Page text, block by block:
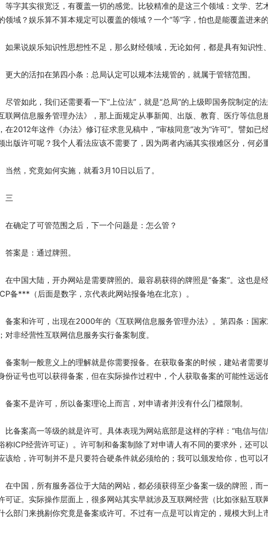
字其实很宽泛，有覆盖一切的感觉。比较精准的是这三个领域：文学、艺
领域？娱乐算不算本规定可以覆盖的领域？一个“等”字，怕也是能覆盖进来的
果说娱乐知识性思想性不足，那么财经领域，无论如何，都是具有知识性、
大的活扣在第四小条：总局认定可以规本法规管的，就属于管辖范围。
管如此，我们还需要看一下“上位法”，就是“总局”的上级即国务院制定的
互联网信息服务管理办法》，那上面规定从事新闻、出版、教育、医疗等信
在2012年这件《办法》修订征求意见稿中，“审核同意”改为“许可”。譬如
出版许可呢？我个人看法应该不需要了，因为两者内涵其实很难区分，何必
然，究竟如何实施，就看3月10日以后了。
确定了可管范围之后，下一个问题是：怎么管？
案是：通过牌照。
中国大陆，开办网站是需要牌照的。最容易获得的牌照是“备案”。这也是
备***（后面是数字，京代表此网站报备地在北京）。
案和许可，出现在2000年的《互联网信息服务管理办法》。第四条：国家
对非经营性互联网信息服务实行备案制度。
案制一般意义上的理解就是你需要报备。在获取备案的时候，建站者需要
份证号也可以获得备案，但在实际操作过程中，个人获取备案的可能性远远
案不是许可，所以备案理论上而言，对申请者并没有什么门槛限制。
备案高一等级的就是许可。具体表现为网站底部是这样的字样：“电信与
俗称ICP经营许可证）。许可制和备案制除了对申请人有不同的要求外，还可
该给，许可制并不是只要符合硬条件就必须给的；我可以颁发给你，也可以
中国，所有服务器位于大陆的网站，都必须获得至少备案一级的牌照，而
可证。实际操作层面上，很多网站其实早就涉及互联网经营（比如张贴互联
么部门来挑剔你究竟是备案或许可。不过有一点是可以肯定的，规模大到上